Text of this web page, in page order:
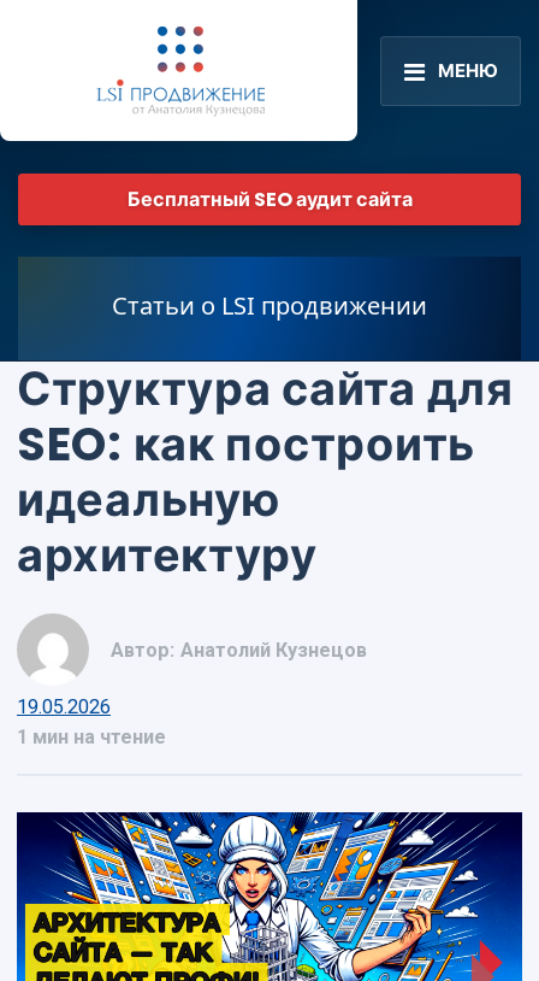
МЕНЮ
Бесплатный SEO аудит сайта
Статьи о LSI продвижении
Структура сайта для
SEO: как построить
идеальную
архитектуру
Автор: Анатолий Кузнецов
19.05.2026
1 мин на чтение